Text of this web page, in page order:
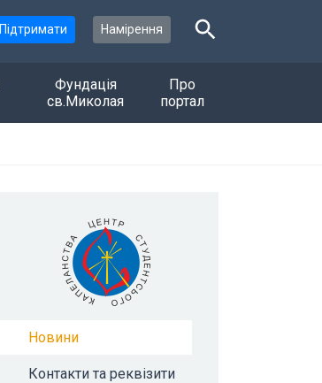
Підтримати Намірення
Фундація
св.Миколая
Про
портал
Новини
Контакти та реквізити